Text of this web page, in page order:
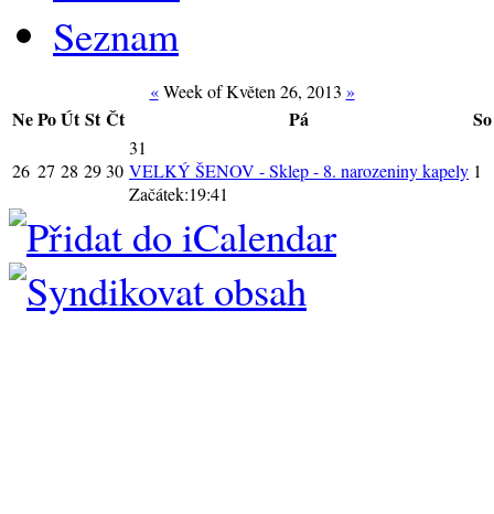
Seznam
«Week of Květen 26, 2013 »
NePoÚt St Čt Pá So
26 27 28 2930
31
VELKÝ ŠENOV - Sklep - 8. narozeniny kapely
Začátek:19:41
1